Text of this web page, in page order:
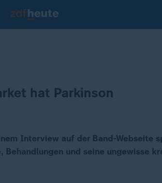
hat Parkinson
Interview auf der Band-Webseite
Behandlungen und seine ungewisse